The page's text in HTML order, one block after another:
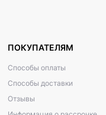
ПОКУПАТЕЛЯМ
Способы оплаты
Способы доставки
Отзывы